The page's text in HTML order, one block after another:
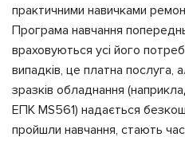
практичними навичками
Програма навчання
враховуються усі його
випадків, це платна послуга,
зразків обладнання
ЕПК MS561) надається
пройшли навчання, стають